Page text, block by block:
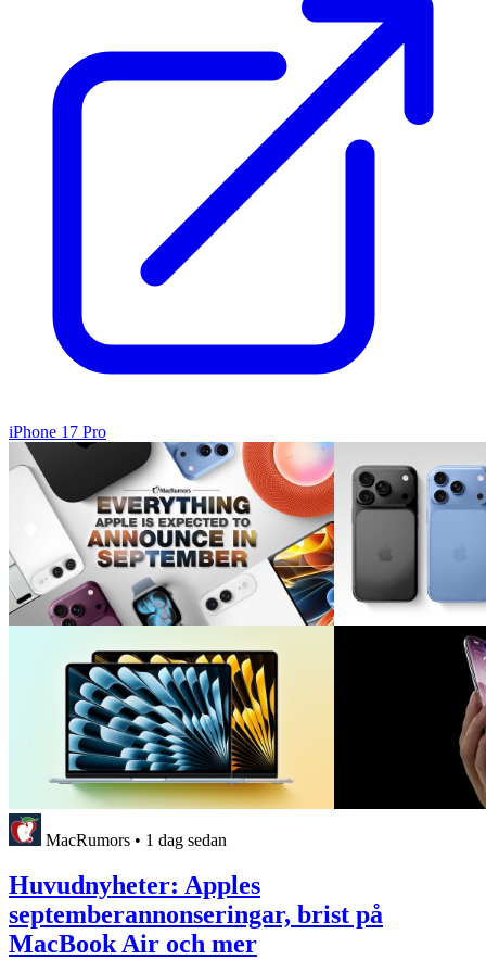
iPhone 17 Pro
MacRumors • 1 dag sedan
Huvudnyheter: Apples
septemberannonseringar, brist på
MacBook Air och mer